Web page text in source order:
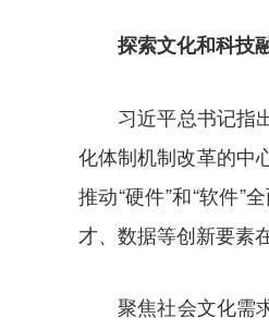
探索文化和科技
习近平总书记指
化体制机制改革的中
推动“硬件”和“软件”
才、数据等创新要素
聚焦社会文化需